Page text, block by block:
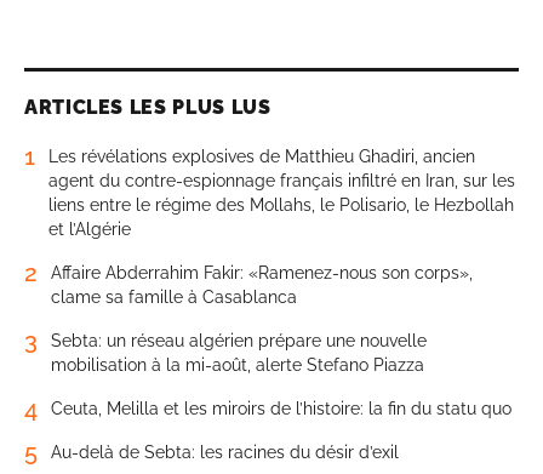
ARTICLES LES PLUS LUS
1
Les révélations explosives de Matthieu Ghadiri, ancien
agent du contre-espionnage français infiltré en Iran, sur les
liens entre le régime des Mollahs, le Polisario, le Hezbollah
et l’Algérie
2
Affaire Abderrahim Fakir: «Ramenez-nous son corps»,
clame sa famille à Casablanca
3
Sebta: un réseau algérien prépare une nouvelle
mobilisation à la mi-août, alerte Stefano Piazza
4 Ceuta, Melilla et les miroirs de l’histoire: la fin du statu quo
5 Au-delà de Sebta: les racines du désir d’exil